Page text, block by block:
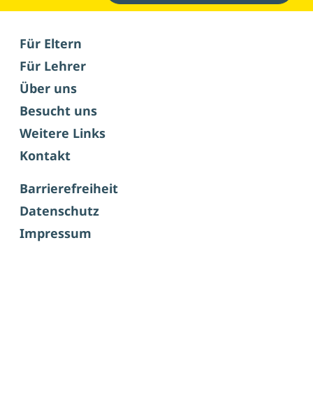
Weitere Nachrichten
Für Eltern
Für Lehrer
Über uns
Besucht uns
Weitere Links
Kontakt
Barrierefreiheit
Datenschutz
Impressum